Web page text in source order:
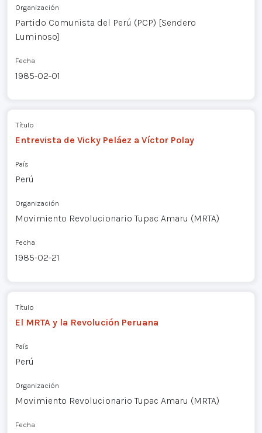
Organización
Partido Comunista del Perú (PCP) [Sendero
Luminoso]
Fecha
1985-02-01
Título
Entrevista de Vicky Peláez a Víctor Polay
País
Perú
Organización
Movimiento Revolucionario Tupac Amaru (MRTA)
Fecha
1985-02-21
Título
El MRTA y la Revolución Peruana
País
Perú
Organización
Movimiento Revolucionario Tupac Amaru (MRTA)
Fecha